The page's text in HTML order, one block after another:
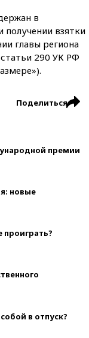
в
взятки
главы региона
290 УК РФ
Поделиться
премии
новые
в отпуск?